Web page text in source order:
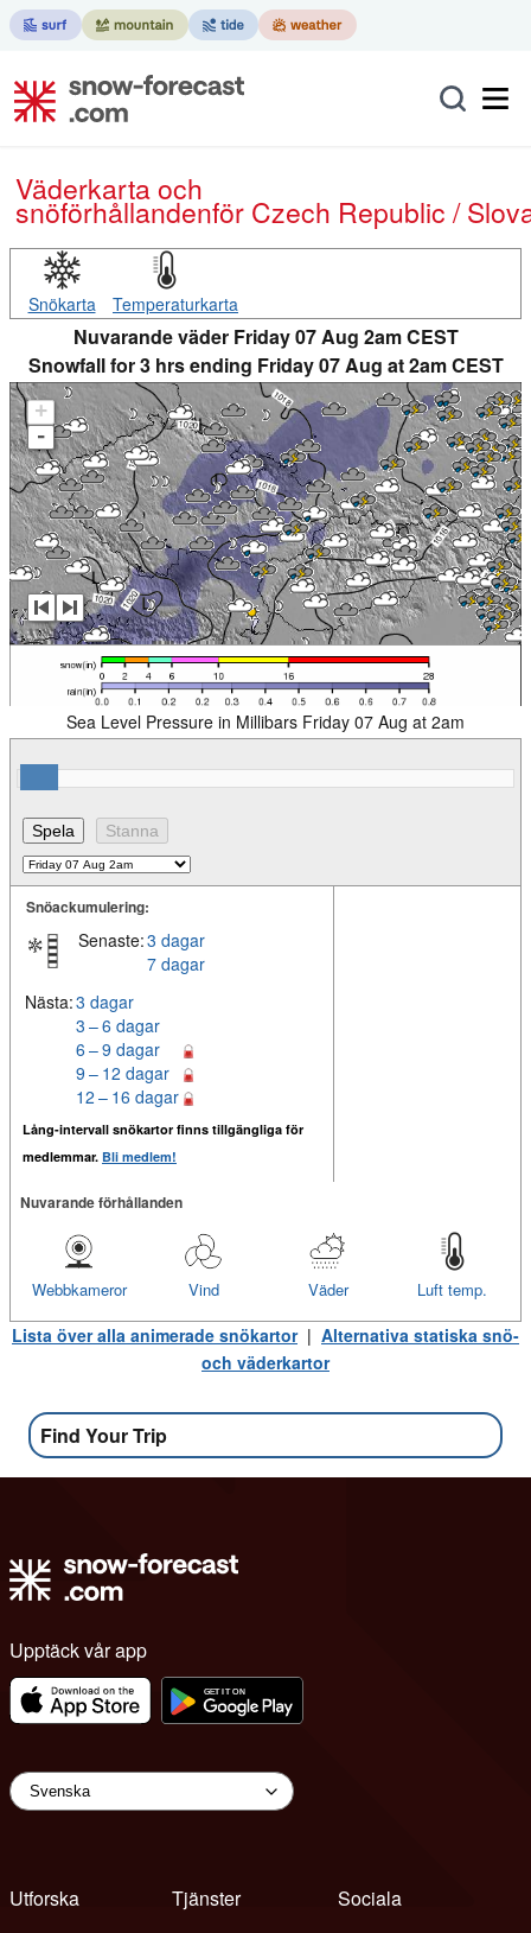
Väderkarta och
snöförhållandenför Czech Republic /
Snökarta Temperaturkarta
Nuvarande väder Friday 07 Aug 2am CEST
Snowfall for 3 hrs ending Friday 07 Aug at 2am CEST
+
-
Sea Level Pressure in Millibars Friday 07 Aug at 2am
Snöackumulering:
Senaste:3 dagar
7 dagar
Nästa:3 dagar
3 – 6 dagar
6 – 9 dagar
9 – 12 dagar
12 – 16 dagar
Lång-intervall snökartor finns tillgängliga för
medlemmar. Bli medlem!
Nuvarande förhållanden
Luft temp.
Väder
Vind
Webbkameror
Lista över alla animerade snökartor| Alternativa statiska snö-
och väderkartor
Find Your Trip
Upptäck vår app
Utforska
Tjänster
Sociala